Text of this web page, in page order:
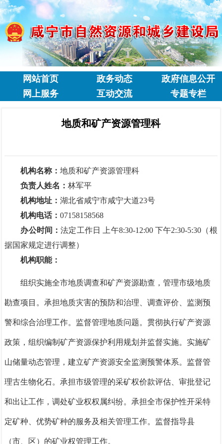
网站首页 政务动态
政府信息公开
网上服务
互动交流 专题专栏
地质和矿产资源管理科
机构名称：地质和矿产资源管理科
负责人姓名：林军平
机构地址：湖北省咸宁市咸宁大道23号
机构电话：07158158568
办公时间：法定工作日 上午8:30-12:00 下午2:30-5:30（根
据国家规定进行调整）
机构职能：
组织实施全市地质调查和矿产资源勘查，管理市级地质
勘查项目。承担地质灾害的预防和治理、调查评价、监测预
警和综合治理工作。监督管理地质问题。贯彻执行矿产资源
政策，组织编制矿产资源保护利用规划并监督实施。实施矿
山储量动态管理，建立矿产资源安全监测预警体系。监督管
理古生物化石。承担市级管理的采矿权价款评估、审批登记
和出让工作，调处矿业权权属纠纷。承担全市保护性开采特
定矿种、优势矿种的服务及相关管理工作。监督指导县
（市、区）的矿业权管理工作。